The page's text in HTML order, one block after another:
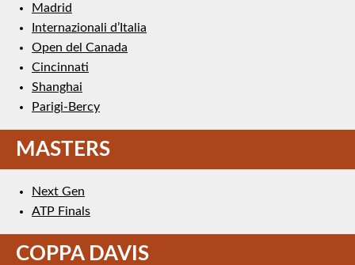
Madrid
Internazionali d’Italia
Open del Canada
Cincinnati
Shanghai
Parigi-Bercy
MASTERS
Next Gen
ATP Finals
COPPA DAVIS